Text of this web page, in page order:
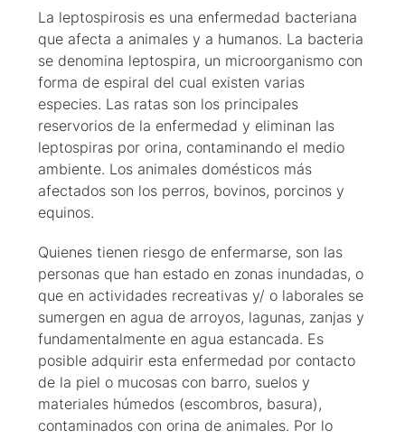
La leptospirosis es una enfermedad bacteriana
que afecta a animales y a humanos. La bacteria
se denomina leptospira, un microorganismo con
forma de espiral del cual existen varias
especies. Las ratas son los principales
reservorios de la enfermedad y eliminan las
leptospiras por orina, contaminando el medio
ambiente. Los animales domésticos más
afectados son los perros, bovinos, porcinos y
equinos.
Quienes tienen riesgo de enfermarse, son las
personas que han estado en zonas inundadas, o
que en actividades recreativas y/ o laborales se
sumergen en agua de arroyos, lagunas, zanjas y
fundamentalmente en agua estancada. Es
posible adquirir esta enfermedad por contacto
de la piel o mucosas con barro, suelos y
materiales húmedos (escombros, basura),
contaminados con orina de animales. Por lo